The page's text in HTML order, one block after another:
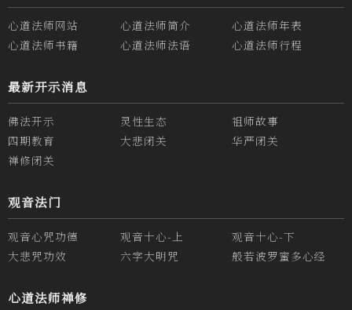
心道法师网站 心道法师简介
心道法师年表
心道法师书籍
心道法师法语 心道法师行程
最新开示消息
佛法开示 灵性生态
祖师故事
四期教育
大悲闭关
华严闭关
禅修闭关
观音法门
观音心咒功德 观音十心-上
观音十心-下
大悲咒功效
六字大明咒 般若波罗蜜多心经
心道法师禅修